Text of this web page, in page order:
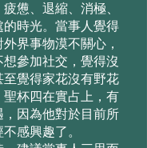
憊、退縮、消極、
時光。當事⼈覺得
界事物漠不關⼼，
參加社交，覺得沒
⾄覺得家花沒有野花
杯四在實占上，有
，因為他對於⽬前所
感興趣了。